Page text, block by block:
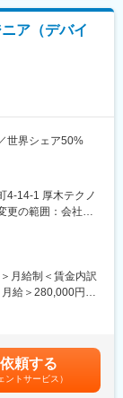
売
番地2
ズ交換式デジタ
メージセンサの
トワークカメラや
当然ながら高画質
術を新たに生み出
々と一緒にチャレ
。
のアイデア、発想
した製品は自分で
く、１つの製品を
ができます。２つ
せるのではなく、
ア（デバイ
世界シェア50%
術をビジネスにつ
特に、シリコンフ
コンで導波路と光
開発を行っていま
も行っており、大
実現を推進してい
ンフォトニクス基
ス開発、新規構造
ラインで デバイス
4-14-1 厚木テクノ
の範囲：会社の
月給制＜賃金内訳
給＞280,000円～
。頼する
ントサービス）